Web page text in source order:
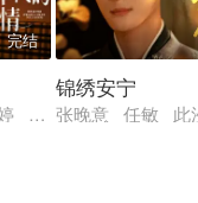
完结
王天辰 刘敏涛 吴
锦绣安宁
张晚意 任敏